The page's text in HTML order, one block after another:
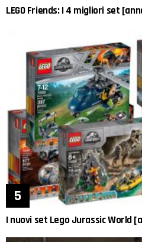
LEGO Friends: I 4 migliori set
I nuovi set Lego Jurassic World